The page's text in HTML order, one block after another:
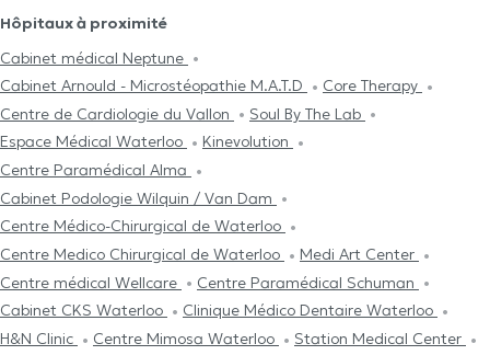
Hôpitaux à proximité
Cabinet médical Neptune
Cabinet Arnould - Microstéopathie M.A.T.D
Core Therapy
Centre de Cardiologie du Vallon
Soul By The Lab
Espace Médical Waterloo
Kinevolution
Centre Paramédical Alma
Cabinet Podologie Wilquin / Van Dam
Centre Médico-Chirurgical de Waterloo
Centre Medico Chirurgical de Waterloo
Medi Art Center
Centre médical Wellcare
Centre Paramédical Schuman
Cabinet CKS Waterloo
Clinique Médico Dentaire Waterloo
H&N Clinic
Centre Mimosa Waterloo
Station Medical Center